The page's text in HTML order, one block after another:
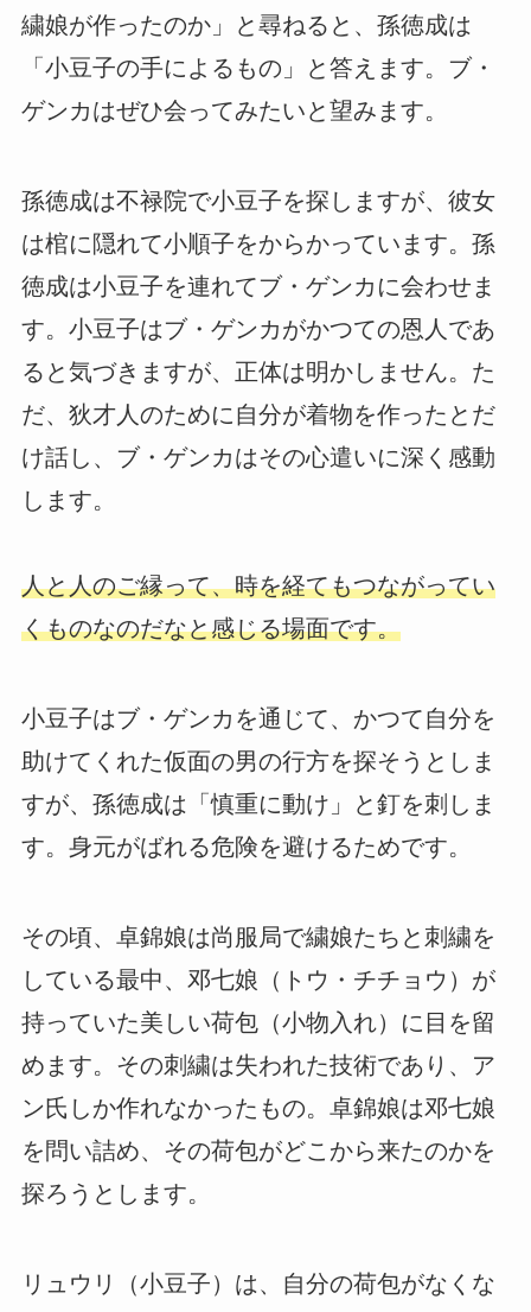
繍娘が作ったのか」と尋ねると、孫徳成は
「小豆子の手によるもの」と答えます。ブ・
ゲンカはぜひ会ってみたいと望みます。
孫徳成は不禄院で小豆子を探しますが、彼女
は棺に隠れて小順子をからかっています。孫
徳成は小豆子を連れてブ・ゲンカに会わせま
す。小豆子はブ・ゲンカがかつての恩人であ
ると気づきますが、正体は明かしません。た
だ、狄才人のために自分が着物を作ったとだ
け話し、ブ・ゲンカはその心遣いに深く感動
します。
人と人のご縁って、時を経てもつながってい
くものなのだなと感じる場面です。
小豆子はブ・ゲンカを通じて、かつて自分を
助けてくれた仮面の男の行方を探そうとしま
すが、孫徳成は「慎重に動け」と釘を刺しま
す。身元がばれる危険を避けるためです。
その頃、卓錦娘は尚服局で繍娘たちと刺繍を
している最中、邓七娘（トウ・チチョウ）が
持っていた美しい荷包（小物入れ）に目を留
めます。その刺繍は失われた技術であり、ア
ン氏しか作れなかったもの。卓錦娘は邓七娘
を問い詰め、その荷包がどこから来たのかを
探ろうとします。
リュウリ（小豆子）は、自分の荷包がなくな